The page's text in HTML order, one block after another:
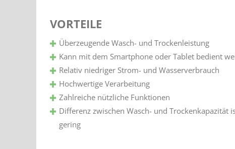
VORTEILE
Überzeugende Wasch- und Trockenleistung
Kann mit dem Smartphone oder Tablet bedient
Relativ niedriger Strom- und Wasserverbrauch
Hochwertige Verarbeitung
Zahlreiche nützliche Funktionen
Differenz zwischen Wasch- und Trockenkapazität
gering